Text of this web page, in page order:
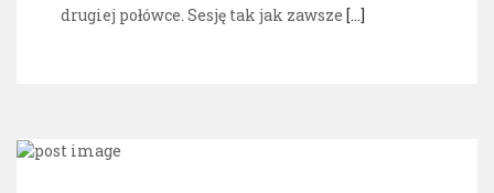
drugiej połówce. Sesję tak jak zawsze […]